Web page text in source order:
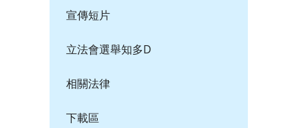
宣傳短片
立法會選舉知多D
相關法律
下載區